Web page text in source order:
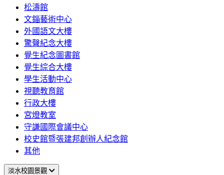
松濤館
文錙藝術中心
外國語文大樓
驚聲紀念大樓
覺生紀念圖書館
覺生綜合大樓
學生活動中心
視聽教育館
行政大樓
宮燈教室
守謙國際會議中心
校史館暨張建邦創辦人紀念館
其他
淡水校園景觀